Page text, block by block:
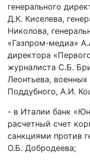
генерального
Д.К. Киселева,
Николова,
«Газпром-медиа»
директора
журналиста С.Б.
Леонтьева,
Поддубного, А.И.
- в Италии банк
расчетный счет
санкциями против
О.Б. Добродеева;